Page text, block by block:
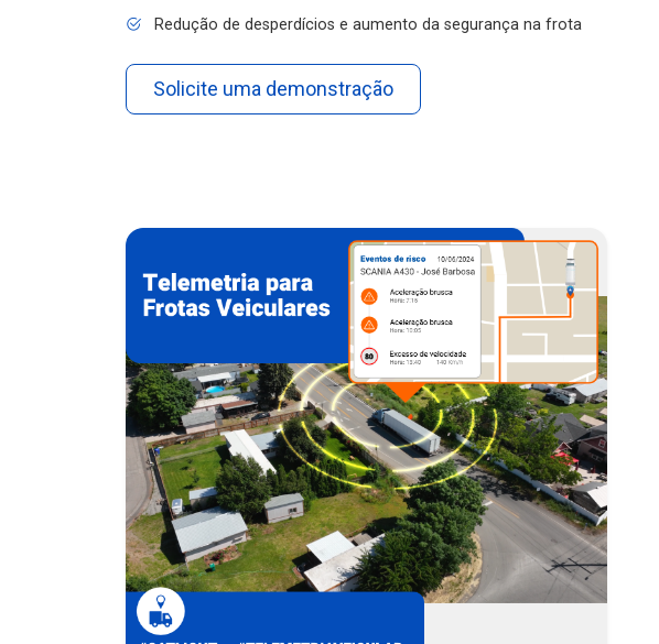
Redução de desperdícios e aumento da segurança na frota
Solicite uma demonstração